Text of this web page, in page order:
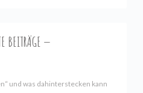
BEITRÄGE
und was dahinterstecken kann